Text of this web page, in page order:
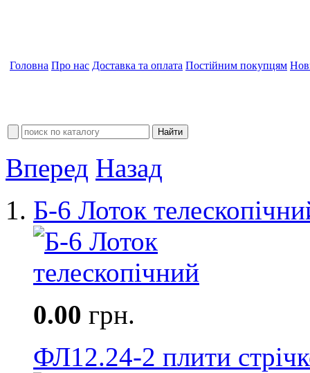
Головна Про нас Доставка та оплата Постійним покупцям
Вперед Назад
Б-6 Лоток
0.00 грн.
ФЛ12.24-2 плити